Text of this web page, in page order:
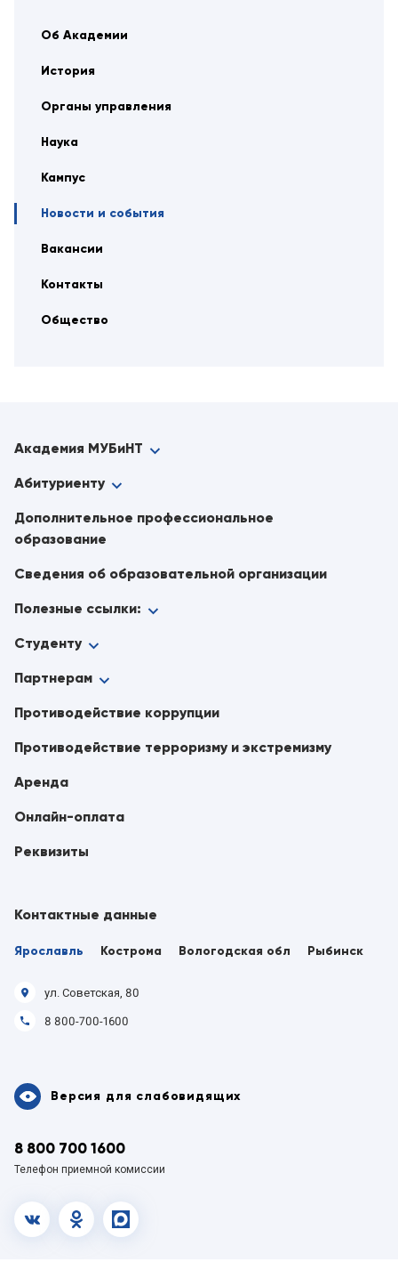
Об Академии
История
Органы управления
Наука
Кампус
Новости и события
Вакансии
Контакты
Общество
Академия МУБиНТ
Абитуриенту
Дополнительное профессиональное
образование
Сведения об образовательной организации
Полезные ссылки:
Версия для слабовидящих
8 800 700 1600
Телефон приемной комиссии
vk.com
Студенту
Партнерам
Противодействие коррупции
Противодействие терроризму и экстремизму
Аренда
Онлайн-оплата
Реквизиты
Контактные данные
Ярославль Кострома Вологодская обл Рыбинск
ул. Советская, 80
8 800-700-1600